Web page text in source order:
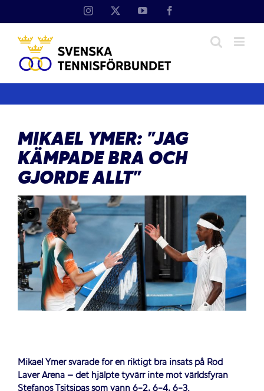
Instagram YouTube
MIKAEL YMER: ”JAG
KÄMPADE BRA OCH
GJORDE ALLT”
Mikael Ymer svarade för en riktigt bra insats på Rod
Laver Arena – det hjälpte tyvärr inte mot världsfyran